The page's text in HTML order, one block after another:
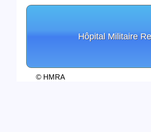
Hôpital Militaire
© HMRA